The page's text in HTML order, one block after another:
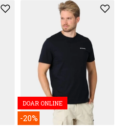
DOAR ONLINE
-20%